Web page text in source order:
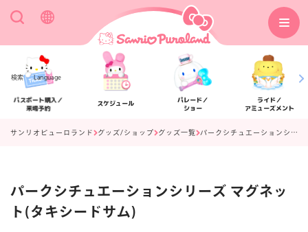
検索 Language
パスポート購入／
来場予約
スケジュール
パレード／
ショー
ライド／
アミューズメント
アクセス フロアマップ
サンリオピューロランド グッズ/ショップ グッズ一覧 パークシチュエーションシリーズ マグネット(タキシードサム)
パークシチュエーションシリーズ マグネッ
ト(タキシードサム)